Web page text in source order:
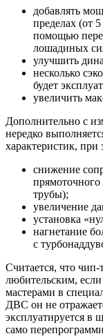
добавлять
пределах (от
помощью
лошадиных
улучшить
несколько
будет
увеличить
Дополнительно с
нередко
характеристик, при
снижение
трубы);
увеличение
установка
нагнетание
с
Считается, что
любительским,
мастерами в
ДВС он не
эксплуатируется
само